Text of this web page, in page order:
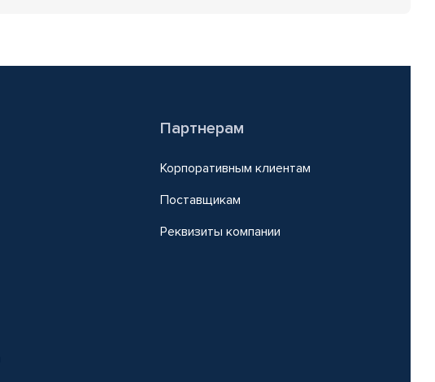
Партнерам
Корпоративным клиентам
Поставщикам
Реквизиты компании